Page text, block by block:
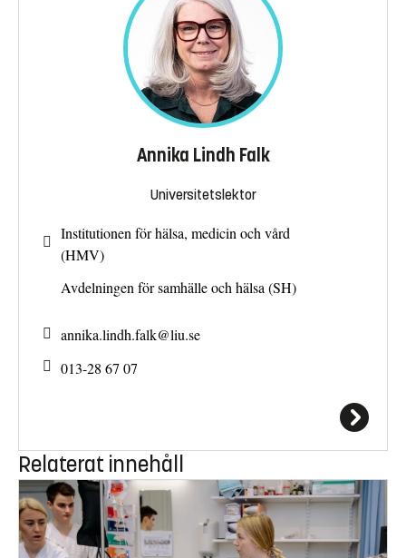
Annika Lindh Falk
Universitetslektor
Institutionen för hälsa, medicin och vård
(HMV)
Avdelningen för samhälle och hälsa (SH)
annika.lindh.falk@liu.se
013-28 67 07
Relaterat innehåll